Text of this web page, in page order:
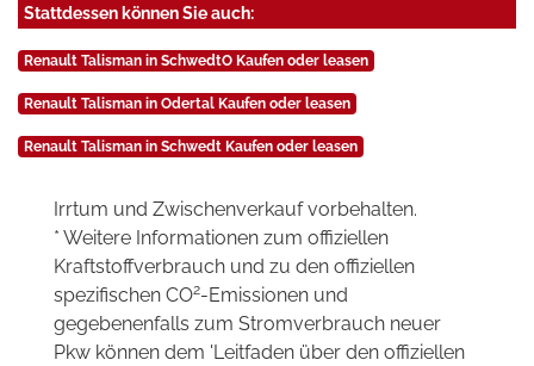
Stattdessen können Sie auch:
Renault Talisman in SchwedtO Kaufen oder leasen
Renault Talisman in Odertal Kaufen oder leasen
Renault Talisman in Schwedt Kaufen oder leasen
Irrtum und Zwischenverkauf vorbehalten.
* Weitere Informationen zum offiziellen
Kraftstoffverbrauch und zu den offiziellen
spezifischen CO2-Emissionen und
gegebenenfalls zum Stromverbrauch neuer
Pkw können dem 'Leitfaden über den offiziellen